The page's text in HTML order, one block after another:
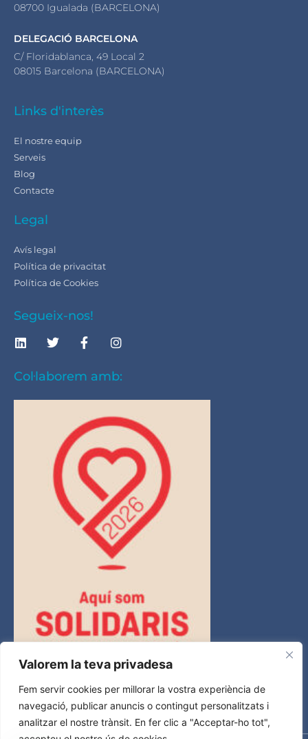
Valorem la teva privadesa
Fem servir cookies per millorar la vostra experiència de
navegació, publicar anuncis o contingut personalitzats i
analitzar el nostre trànsit. En fer clic a "Acceptar-ho tot",
08700 Igualada (BARCELONA)
DELEGACIÓ BARCELONA
C/ Floridablanca, 49 Local 2
08015 Barcelona (BARCELONA)
Links d'interès
El nostre equip
Serveis
Blog
Contacte
Legal
Avís legal
Política de privacitat
Política de Cookies
Segueix-nos!
Col·laborem amb: